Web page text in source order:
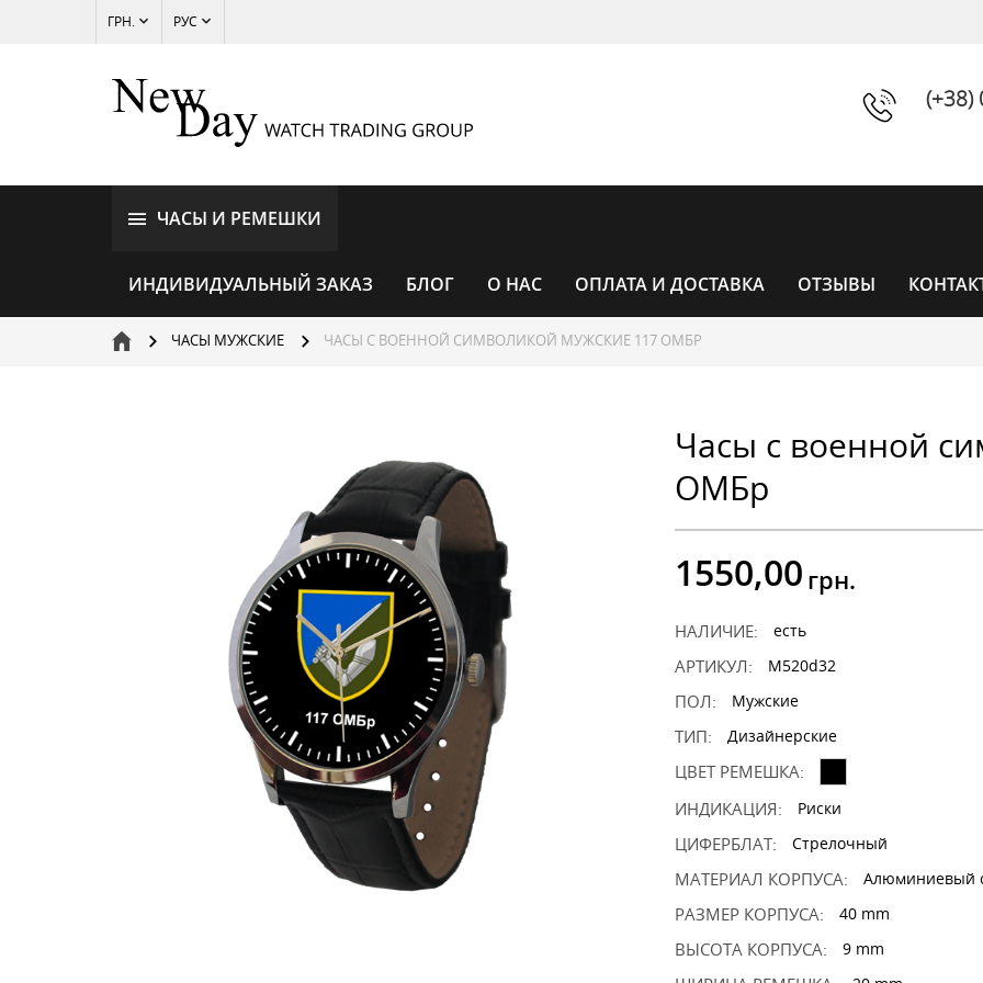
ГРН. РУС
(+38)
ЧАСЫ И РЕМЕШКИ
ИНДИВИДУАЛЬНЫЙ ЗАКАЗ БЛОГ О НАС ОПЛАТА И ДОСТАВКА ОТЗЫВЫ
ЧАСЫ ЖЕНСКИЕ
ЧАСЫ
ЧАСЫ
УНИСЕКС
ЧАСЫ МУЖСКИЕ ЧАСЫ С ВОЕННОЙ СИМВОЛИКОЙ МУЖСКИЕ 117 ОМБР
Часы с военной
ОМБр
1550,00 грн.
НАЛИЧИЕ: есть
АРТИКУЛ: M520d32
ПОЛ: Мужские
ТИП: Дизайнерские
ЦВЕТ РЕМЕШКА:
ИНДИКАЦИЯ:
Риски
ЦИФЕРБЛАТ: Стрелочный
МАТЕРИАЛ КОРПУСА: Алюминиевый
РАЗМЕР КОРПУСА: 40 mm
ВЫСОТА КОРПУСА: 9 mm